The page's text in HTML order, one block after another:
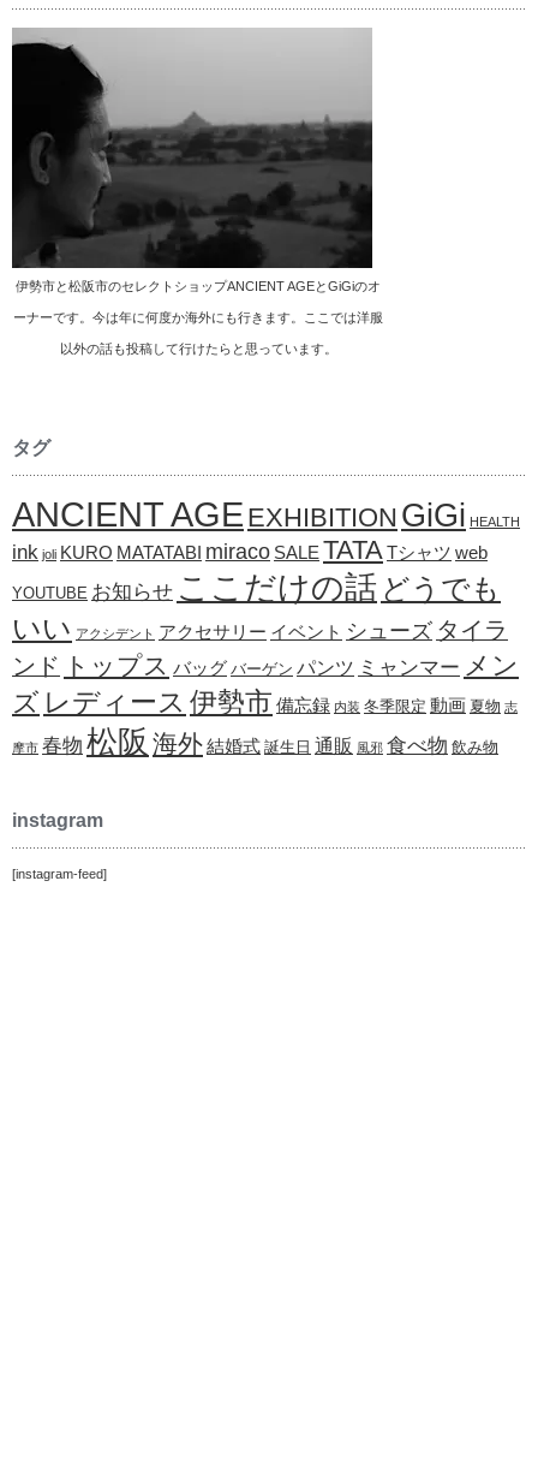
伊勢市と松阪市のセレクトショップANCIENT AGEとGiGiのオ
ーナーです。今は年に何度か海外にも行きます。ここでは洋服
以外の話も投稿して行けたらと思っています。
タグ
ANCIENT AGE EXHIBITION GiGi HEALTH
ink joli KURO MATATABI miraco SALE TATATシャツ web
YOUTUBE お知らせ ここだけの話 どうでも
いい アクシデント アクセサリー イベント シューズ タイラ
ンド トップス バッグ バーゲン パンツ ミャンマー メン
ズ レディース 伊勢市 備忘録 内装 冬季限定 動画 夏物 志
摩市 春物 松阪 海外結婚式 誕生日 通販 風邪 食べ物 飲み物
instagram
[instagram-feed]